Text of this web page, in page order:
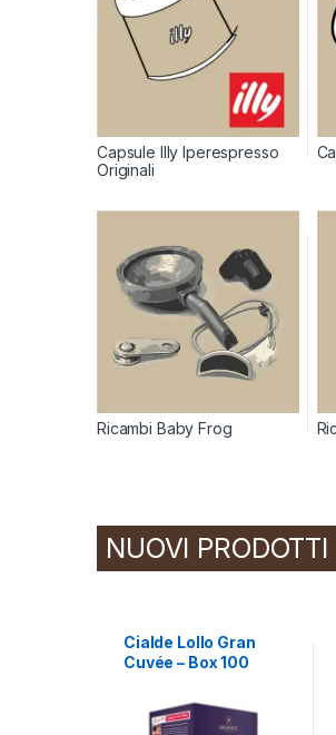
Capsule Illy Iperespresso
Originali
Ricambi Baby Frog
NUOVI PRODOTTI
Cialde Lollo Gran
Cuvée – Box 100